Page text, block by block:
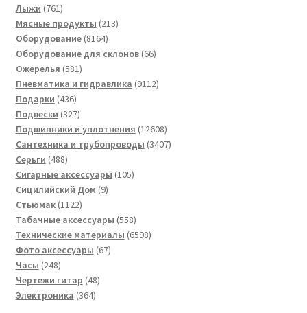
Лыжи 761761
товар
Мясные продукты 213213
Оборудование 81648164
товара
Оборудование для склонов 6666
Ожерелья 581581
товар
Пневматика и гидравлика 91129112
Подарки 436436
товаров
Подвески 327327
товаров
Подшипники и уплотнения 1260812608
товаров
Сантехника и трубопроводы 34073407
Серьги 488488
товаров
Сигарные аксессуары 105105
Сицилийский Дом 99
Стьюмак 11221122
товара
Табачные аксессуары 558558
товаров
Технические материалы 65986598
Фото аксессуары 6767
Часы 248248
товаров
Чертежи гитар 4848
Электроника 364364